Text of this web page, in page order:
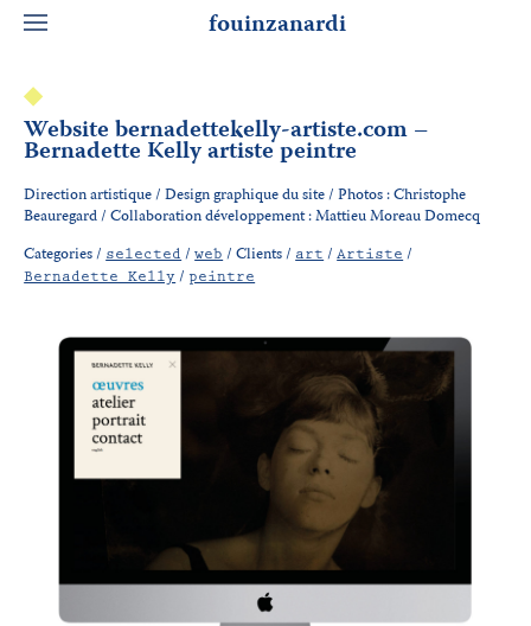
fouinzanardi
Website bernadettekelly-artiste.com –
Bernadette Kelly artiste peintre
Direction artistique / Design graphique du site / Photos : Christophe
Beauregard / Collaboration développement : Mattieu Moreau Domecq
Categories /selected/web/Clients /art/Artiste/
Bernadette Kelly/peintre